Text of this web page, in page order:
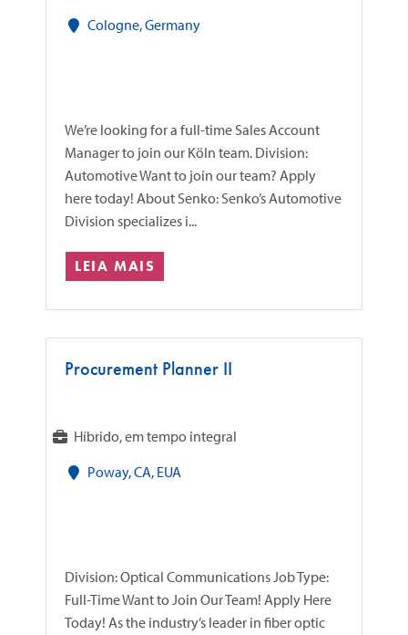
Cologne, Germany
We’re looking for a full-time Sales Account
Manager to join our Köln team. Division:
Automotive Want to join our team? Apply
here today! About Senko: Senko’s Automotive
Division specializes i...
LEIA MAIS
Procurement Planner II
Híbrido, em tempo integral
Poway, CA, EUA
Division: Optical Communications Job Type:
Full-Time Want to Join Our Team! Apply Here
Today! As the industry’s leader in fiber optic